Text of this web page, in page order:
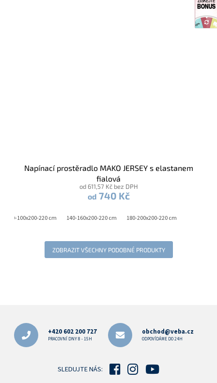
Napínací prostěradlo MAKO JERSEY s elastanem
fialová
od 611,57 Kč bez DPH
od 740 Kč
90-100x200-220 cm 140-160x200-220 cm 180-200x200-220 cm
ZOBRAZIT VŠECHNY PODOBNÉ PRODUKTY
+420 602 200 727
PRACOVNÍ DNY 8 - 15H
obchod@veba.cz
ODPOVÍDÁME DO 24H
SLEDUJTE NÁS: